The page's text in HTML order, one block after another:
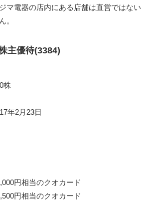
マ電器の店内にある店舗は直営ではない
。
主優待(3384)
株
年2月23日
円相当のクオカード
円相当のクオカード